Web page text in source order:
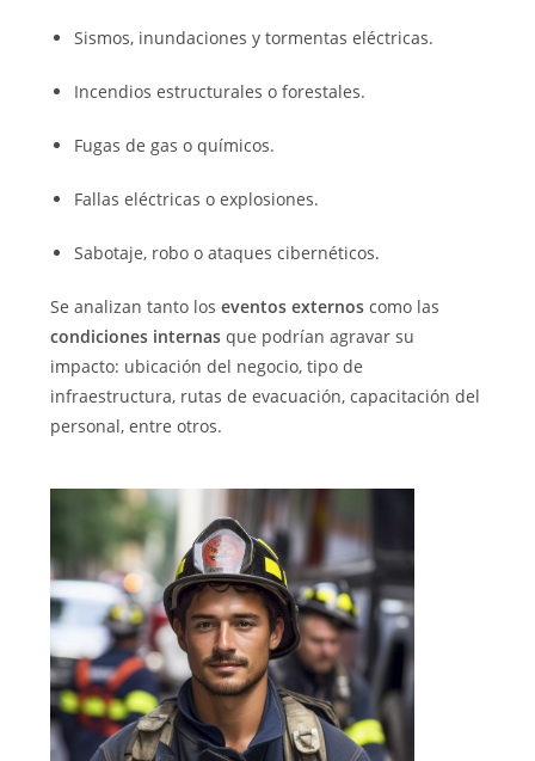
Sismos, inundaciones y tormentas eléctricas.
Incendios estructurales o forestales.
Fugas de gas o químicos.
Fallas eléctricas o explosiones.
Sabotaje, robo o ataques cibernéticos.
Se analizan tanto loseventos externos como las
condiciones internas que podrían agravar su
impacto: ubicación del negocio, tipo de
infraestructura, rutas de evacuación, capacitación del
personal, entre otros.